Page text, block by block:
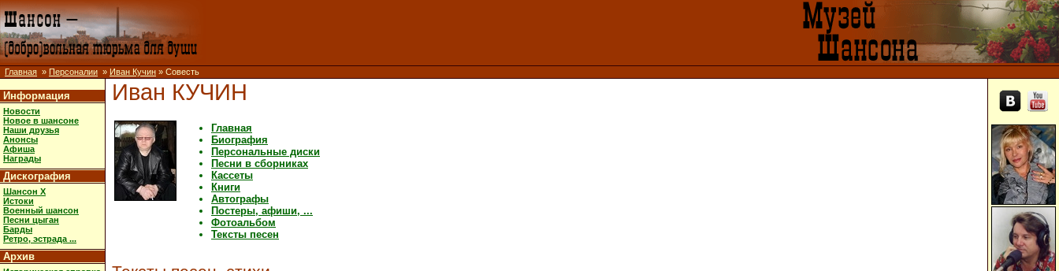
Главная » Персоналии » Иван Кучин » Совесть
Информация
Новости
Новое в шансоне
Наши друзья
Анонсы
Афиша
Награды
Дискография
Шансон X
Истоки
Военный шансон
Песни цыган
Барды
Ретро, эстрада ...
Архив
Иван КУЧИН
Главная
Биография
Персональные диски
Песни в сборниках
Кассеты
Книги
Автографы
Постеры, афиши, ...
Фотоальбом
Тексты песен